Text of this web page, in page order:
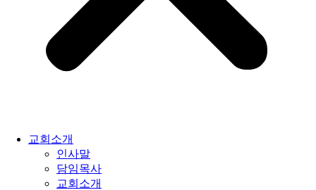
교회소개
인사말
담임목사
교회소개